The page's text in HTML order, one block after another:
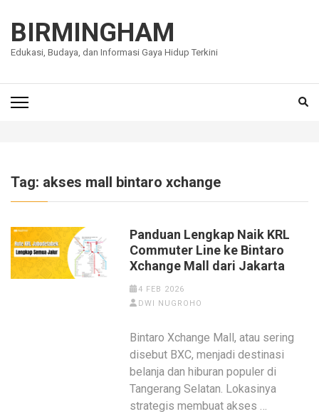
konten
(Tekan
BIRMINGHAM
Edukasi, Budaya, dan Informasi Gaya Hidup Terkini
Tag: akses mall bintaro xchange
Panduan Lengkap Naik KRL
Commuter Line ke Bintaro
Xchange Mall dari Jakarta
4 FEB 2026
DWI NUGROHO
Bintaro Xchange Mall, atau sering
disebut BXC, menjadi destinasi
belanja dan hiburan populer di
Tangerang Selatan. Lokasinya
strategis membuat akses …